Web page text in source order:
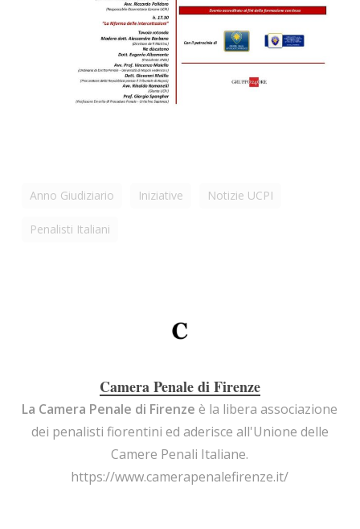
Anno Giudiziario Iniziative Notizie UCPI
Penalisti Italiani
Camera Penale di Firenze
La Camera Penale di Firenze è la libera associazione
dei penalisti fiorentini ed aderisce all'Unione delle
Camere Penali Italiane.
https://www.camerapenalefirenze.it/